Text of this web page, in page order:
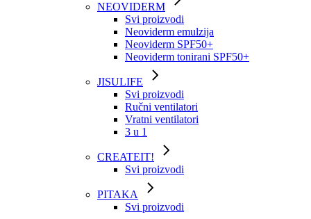
NEOVIDERM
Svi proizvodi
Neoviderm emulzija
Neoviderm SPF50+
Neoviderm tonirani SPF50+
JISULIFE
Svi proizvodi
Ručni ventilatori
Vratni ventilatori
3 u 1
CREATEIT!
Svi proizvodi
PITAKA
Svi proizvodi